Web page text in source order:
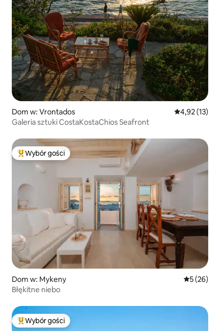
Dom w: Vrontados Średnia
4,92 (13)
Galeria sztuki CostaKostaChios Seafront
Najpopularniejsze z kategorii Wybór gości
Wybór gości
Dom w: Mykeny Średnia
5 (26)
Błękitne niebo
Najpopularniejsze z kategorii Wybór gości
Wybór gości